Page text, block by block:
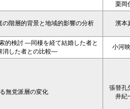
栗岡
の階層的背景と地域的影響の分析 濱本
的検討 ―同棲を経て結婚した者と
消した者との比較―
小河
無党派層の変化
張替孔
井紀